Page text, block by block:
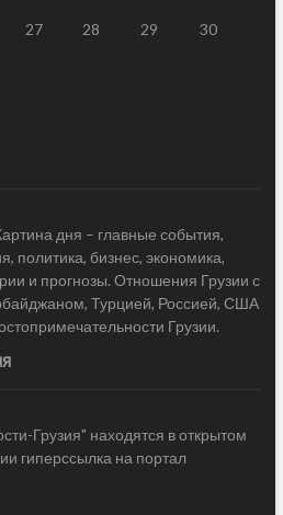
27 28 29 30
дня – главные события,
политика, бизнес, экономика,
и прогнозы. Отношения Грузии с
Турцией, Россией, США
Грузии.
Грузия" находятся в открытом
гиперссылка на портал